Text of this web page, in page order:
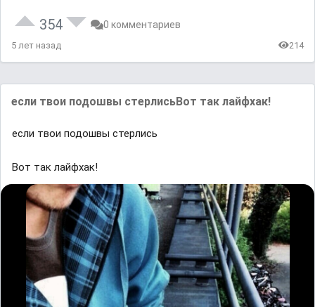
354 0 комментариев
5 лет назад 214
если твои подошвы стерлисьВот так лайфхак!
если твои подошвы стерлись
Вот так лайфхак!